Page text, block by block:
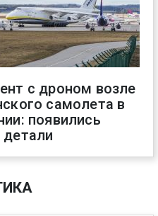
с дроном возле
самолета в
появились